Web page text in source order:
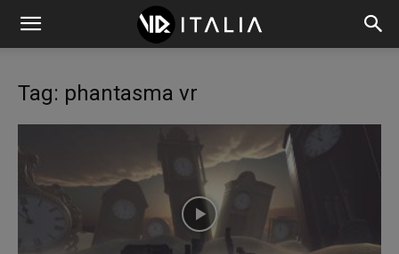
Tag: phantasma vr